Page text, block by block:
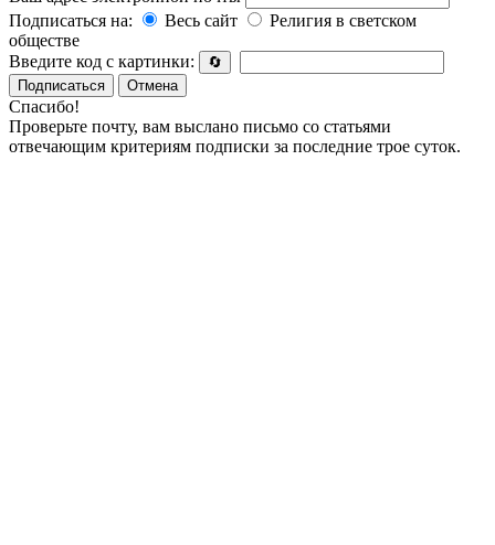
Подписаться на:
Весь сайт
Религия в светском
обществе
Введите код с картинки:
🔄
Подписаться
Отмена
Спасибо!
Проверьте почту, вам выслано письмо со статьями
отвечающим критериям подписки за последние трое суток.